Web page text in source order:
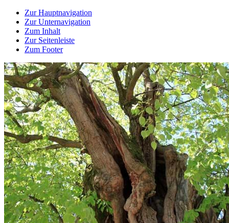
Zur Hauptnavigation
Zur Unternavigation
Zum Inhalt
Zur Seitenleiste
Zum Footer